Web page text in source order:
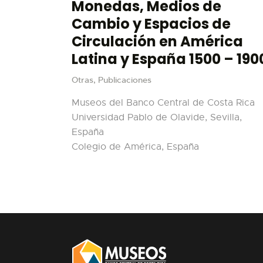
Monedas, Medios de
Cambio y Espacios de
Circulación en América
Latina y España 1500 –
Otras, Publicaciones
Museos del Banco Central de Costa Rica
Universidad Pablo de Olavide, Sevilla,
España
Colegio de América, España